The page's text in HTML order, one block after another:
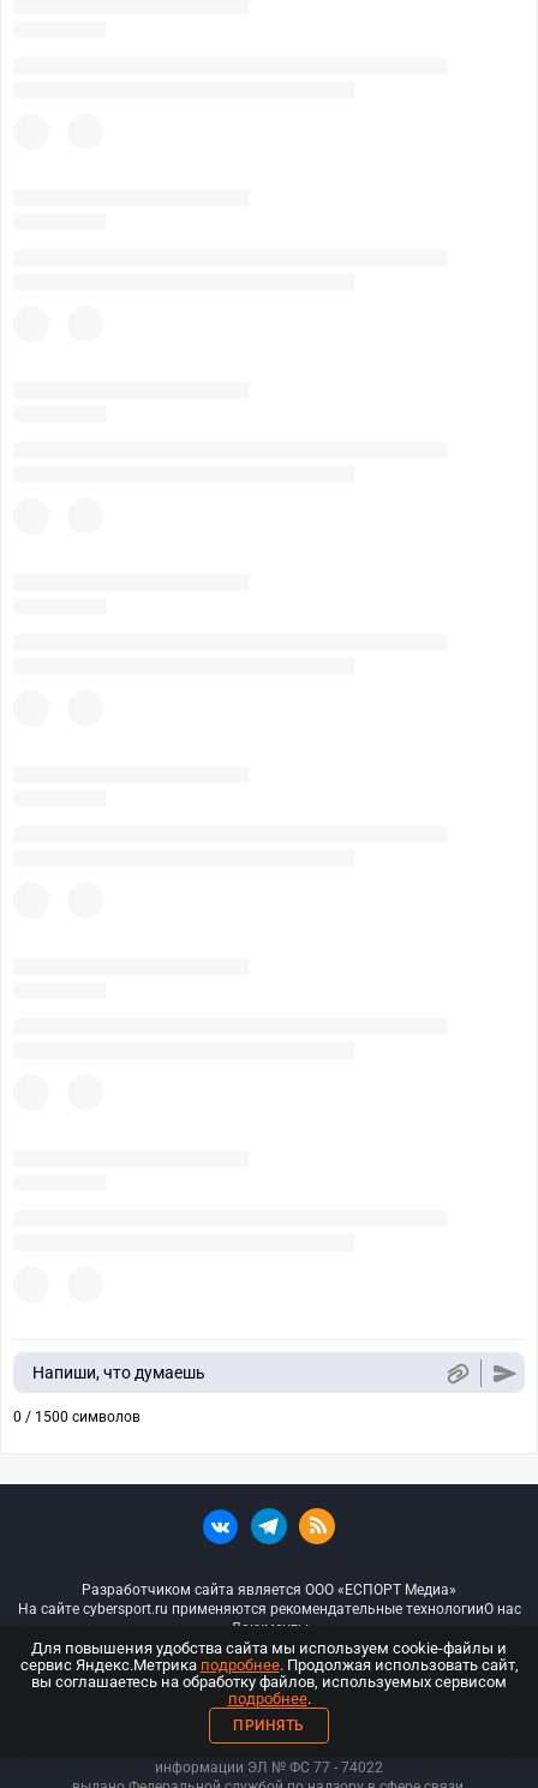
Напиши, что думаешь
0 / 1500 символов
Разработчиком сайта является ООО «ЕСПОРТ Медиа»
На сайте cybersport.ru применяются рекомендательные технологииО нас
Документы
© ООО «Киберспорт.ру» — Все права защищены
18+
ООО «Киберспорт.ру». Свидетельство о регистрации средств массовой
информации ЭЛ № ФС 77 - 74022
Для повышения удобства сайта мы используем cookie-файлы и
сервис Яндекс.Метрика подробнее. Продолжая использовать сайт,
вы соглашаетесь на обработку файлов, используемых сервисом
подробнее.
ПРИНЯТЬ